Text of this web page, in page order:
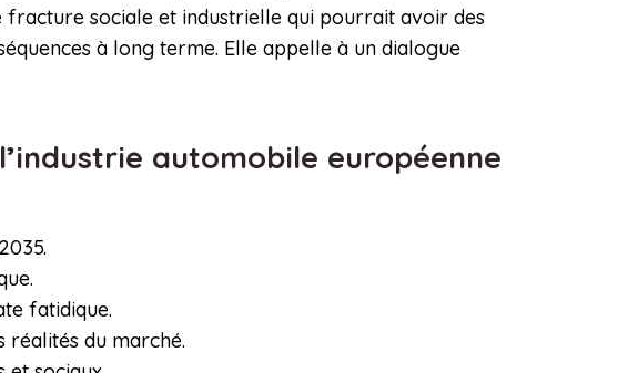
fracture sociale et industrielle qui pourrait avoir des
à long terme. Elle appelle à un dialogue
automobile européenne
fatidique.
du marché.